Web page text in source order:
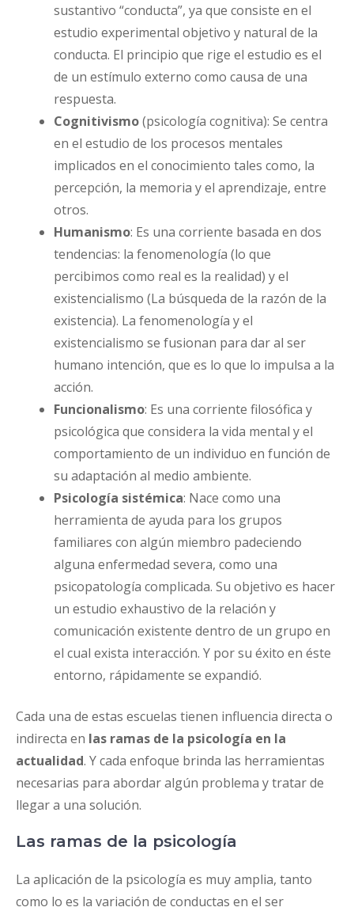
sustantivo “conducta”, ya que consiste en el
estudio experimental objetivo y natural de la
conducta. El principio que rige el estudio es el
de un estímulo externo como causa de una
respuesta.
Cognitivismo(psicología cognitiva): Se centra
en el estudio de los procesos mentales
implicados en el conocimiento tales como, la
percepción, la memoria y el aprendizaje, entre
otros.
Humanismo: Es una corriente basada en dos
tendencias: la fenomenología (lo que
percibimos como real es la realidad) y el
existencialismo (La búsqueda de la razón de la
existencia). La fenomenología y el
existencialismo se fusionan para dar al ser
humano intención, que es lo que lo impulsa a la
acción.
Funcionalismo: Es una corriente filosófica y
psicológica que considera la vida mental y el
comportamiento de un individuo en función de
su adaptación al medio ambiente.
Psicología sistémica: Nace como una
herramienta de ayuda para los grupos
familiares con algún miembro padeciendo
alguna enfermedad severa, como una
psicopatología complicada. Su objetivo es hacer
un estudio exhaustivo de la relación y
comunicación existente dentro de un grupo en
el cual exista interacción. Y por su éxito en éste
entorno, rápidamente se expandió.
Cada una de estas escuelas tienen influencia directa o
indirecta en las ramas de la psicología en la
actualidad. Y cada enfoque brinda las herramientas
necesarias para abordar algún problema y tratar de
llegar a una solución.
Las ramas de la psicología
La aplicación de la psicología es muy amplia, tanto
como lo es la variación de conductas en el ser